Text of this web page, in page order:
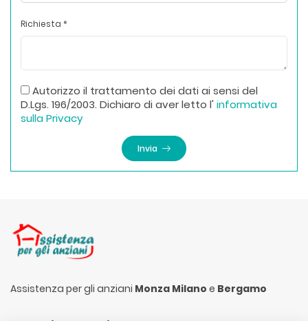
Richiesta *
Autorizzo il trattamento dei dati ai sensi del
D.Lgs. 196/2003. Dichiaro di aver letto l' informativa
sulla Privacy
Invia
Assistenza per gli anziani Monza Milano e Bergamo